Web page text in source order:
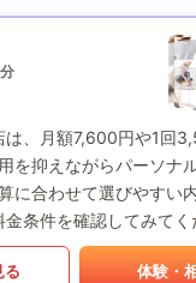
は、月額7,600円や1回
を抑えながらパーソナ
に合わせて選びやすい
条件を確認してみてく
る 体験・